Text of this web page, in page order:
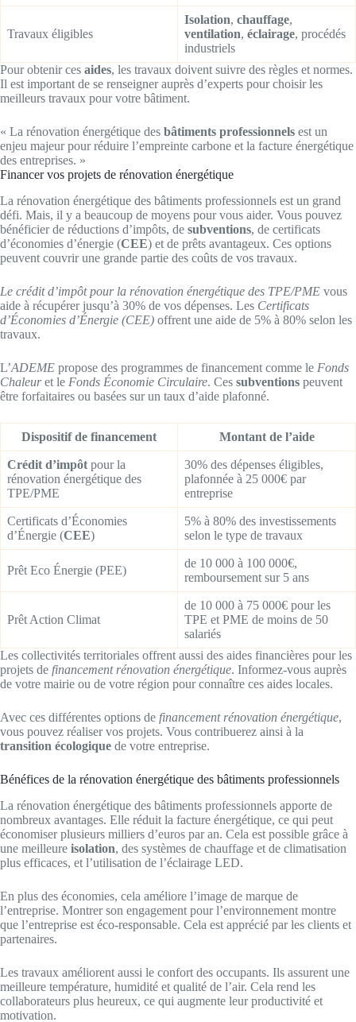
Travaux éligibles
Isolation, chauffage,
ventilation, éclairage, procédés
industriels
Pour obtenir ces aides, les travaux doivent suivre des règles et normes.
Il est important de se renseigner auprès d’experts pour choisir les
meilleurs travaux pour votre bâtiment.
« La rénovation énergétique des bâtiments professionnels est un
enjeu majeur pour réduire l’empreinte carbone et la facture énergétique
des entreprises. »
Financer vos projets de rénovation énergétique
La rénovation énergétique des bâtiments professionnels est un grand
défi. Mais, il y a beaucoup de moyens pour vous aider. Vous pouvez
bénéficier de réductions d’impôts, de subventions, de certificats
d’économies d’énergie (CEE) et de prêts avantageux. Ces options
peuvent couvrir une grande partie des coûts de vos travaux.
Le crédit d’impôt pour la rénovation énergétique des TPE/PME vous
aide à récupérer jusqu’à 30% de vos dépenses. Les Certificats
d’Économies d’Énergie (CEE) offrent une aide de 5% à 80% selon les
travaux.
L’ADEME propose des programmes de financement comme le Fonds
Chaleuret le Fonds Économie Circulaire. Ces subventions peuvent
être forfaitaires ou basées sur un taux d’aide plafonné.
Dispositif de financement Montant de l’aide
Crédit d’impôt pour la
rénovation énergétique des
TPE/PME
30% des dépenses éligibles,
plafonnée à 25 000€ par
entreprise
Certificats d’Économies
d’Énergie (CEE)
5% à 80% des investissements
selon le type de travaux
Prêt Eco Énergie (PEE)
de 10 000 à 100 000€,
remboursement sur 5 ans
Prêt Action Climat
de 10 000 à 75 000€ pour les
TPE et PME de moins de 50
salariés
Les collectivités territoriales offrent aussi des aides financières pour les
projets de financement rénovation énergétique. Informez-vous auprès
de votre mairie ou de votre région pour connaître ces aides locales.
Avec ces différentes options de financement rénovation énergétique,
vous pouvez réaliser vos projets. Vous contribuerez ainsi à la
transition écologique de votre entreprise.
Bénéfices de la rénovation énergétique des bâtiments professionnels
La rénovation énergétique des bâtiments professionnels apporte de
nombreux avantages. Elle réduit la facture énergétique, ce qui peut
économiser plusieurs milliers d’euros par an. Cela est possible grâce à
une meilleure isolation, des systèmes de chauffage et de climatisation
plus efficaces, et l’utilisation de l’éclairage LED.
En plus des économies, cela améliore l’image de marque de
l’entreprise. Montrer son engagement pour l’environnement montre
que l’entreprise est éco-responsable. Cela est apprécié par les clients et
partenaires.
Les travaux améliorent aussi le confort des occupants. Ils assurent une
meilleure température, humidité et qualité de l’air. Cela rend les
collaborateurs plus heureux, ce qui augmente leur productivité et
motivation.